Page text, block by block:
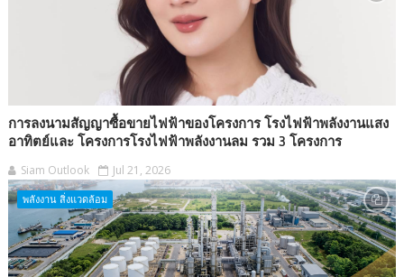
การลงนามสัญญาซื้อขายไฟฟ้าของโครงการ โรงไฟฟ้าพลังงานแสง
อาทิตย์และ โครงการโรงไฟฟ้าพลังงานลม รวม 3 โครงการ
Siam Outlook Jul 21, 2026
พลังงาน สิ่งแวดล้อม